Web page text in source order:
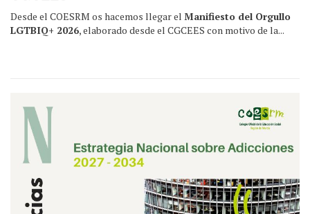
Desde el COESRM os hacemos llegar el Manifiesto del Orgullo
LGTBIQ+ 2026, elaborado desde el CGCEES con motivo de la...